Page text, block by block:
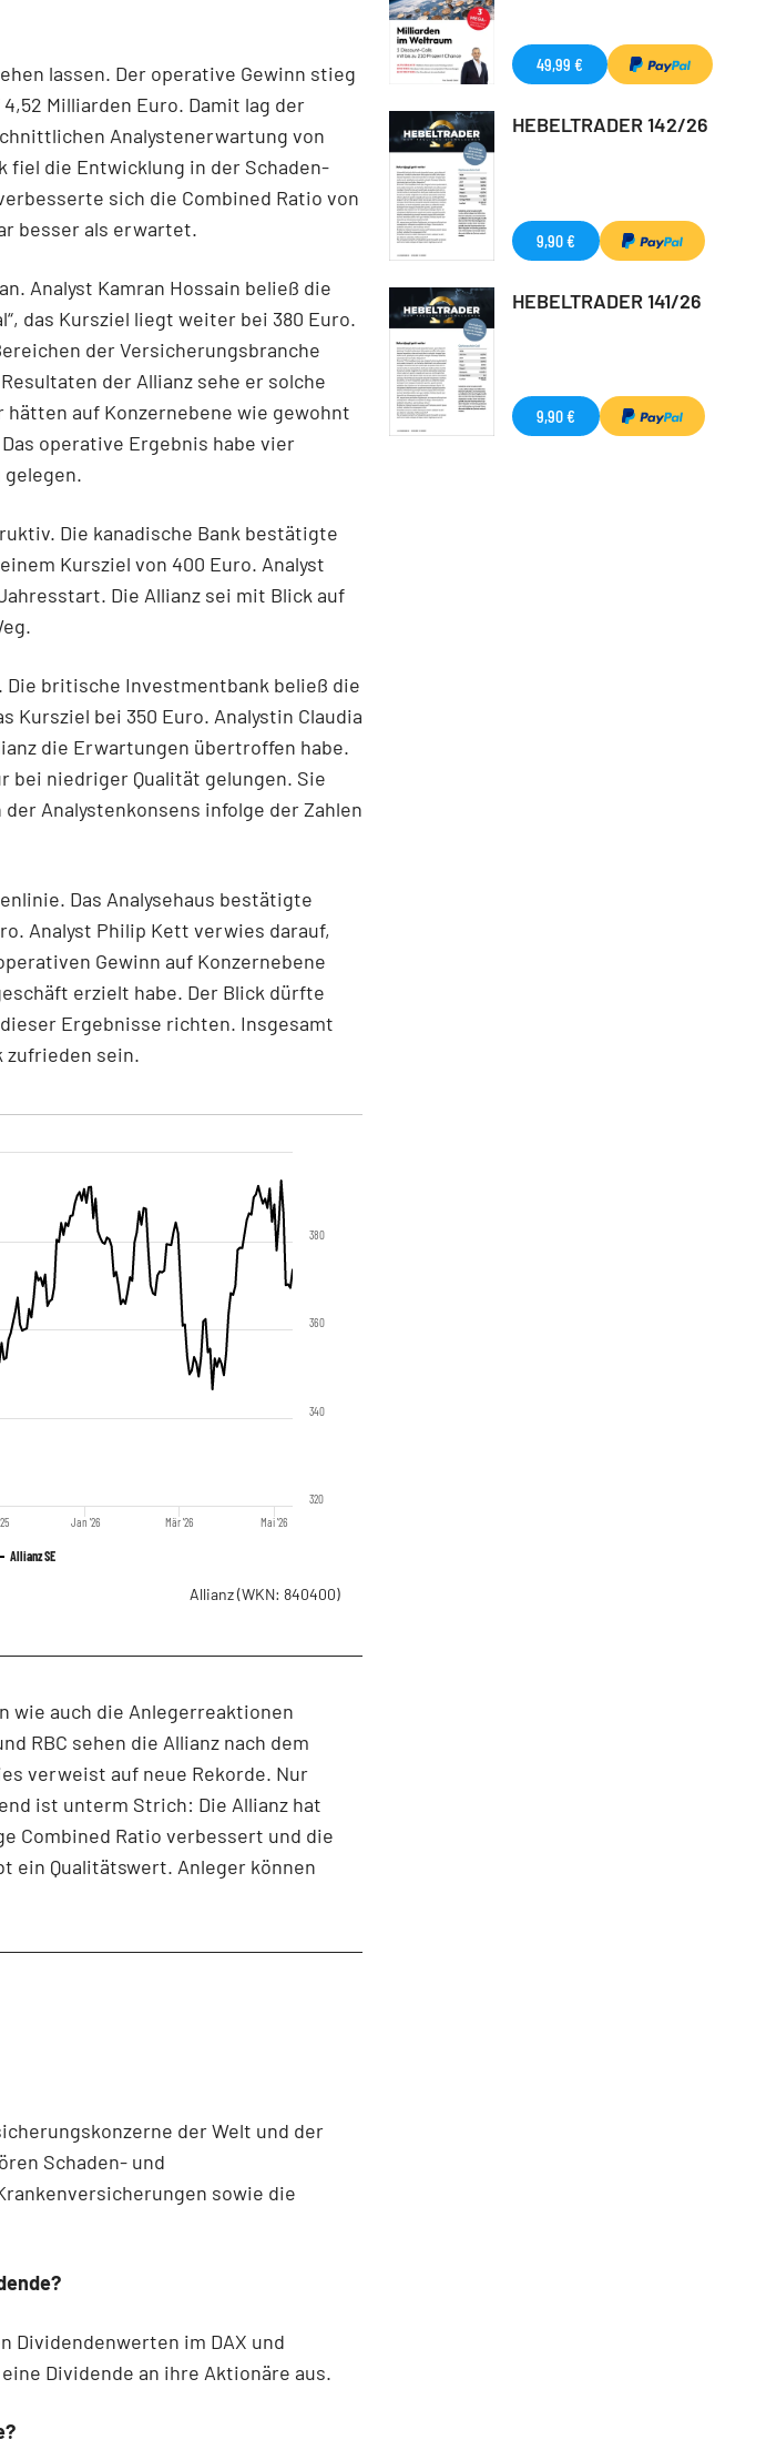
lassen. Der operative Gewinn stieg
Milliarden Euro. Damit lag der
Analystenerwartung von
fiel die Entwicklung in der Schaden-
sich die Combined Ratio von
besser als erwartet.
Analyst Kamran Hossain beließ die
das Kursziel liegt weiter bei 380 Euro.
der Versicherungsbranche
der Allianz sehe er solche
hätten auf Konzernebene wie gewohnt
operative Ergebnis habe vier
Die kanadische Bank bestätigte
Kursziel von 400 Euro. Analyst
Die Allianz sei mit Blick auf
britische Investmentbank beließ die
Kursziel bei 350 Euro. Analystin Claudia
die Erwartungen übertroffen habe.
bei niedriger Qualität gelungen. Sie
Analystenkonsens infolge der Zahlen
Das Analysehaus bestätigte
Analyst Philip Kett verwies darauf,
Gewinn auf Konzernebene
erzielt habe. Der Blick dürfte
Ergebnisse richten. Insgesamt
zufrieden sein.
Allianz SE
Jan '26 Mär '26 Mai '26
320
340
360
380
Allianz(WKN: 840400)
wie auch die Anlegerreaktionen
RBC sehen die Allianz nach dem
verweist auf neue Rekorde. Nur
ist unterm Strich: Die Allianz hat
Combined Ratio verbessert und die
ein Qualitätswert. Anleger können
der Welt und der
Schaden- und
sowie die
Dividendenwerten im DAX und
Dividende an ihre Aktionäre aus.
49,99 €
HEBELTRADER 142/26
9,90 €
HEBELTRADER 141/26
9,90 €